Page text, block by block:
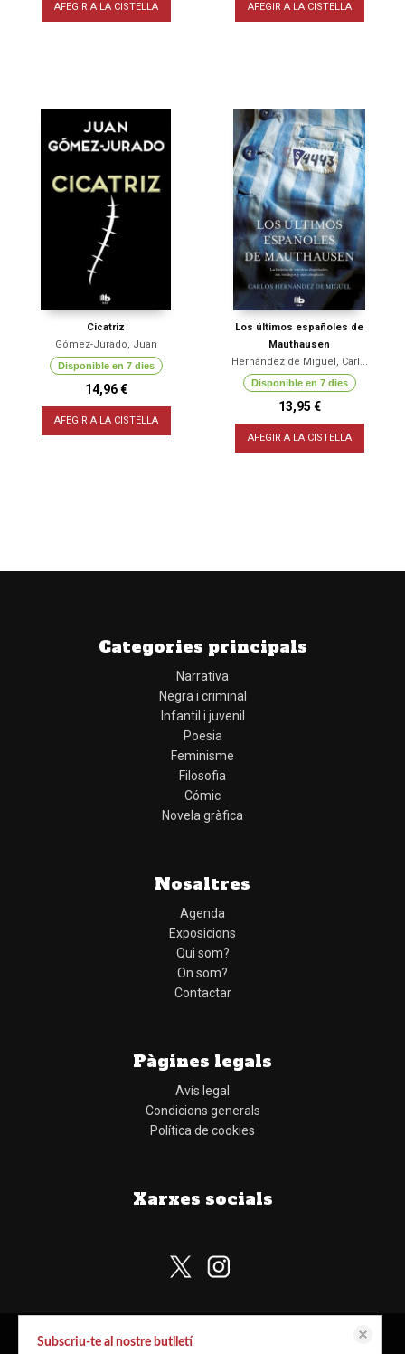
AFEGIR A LA CISTELLA AFEGIR A LA CISTELLA
Cicatriz
Gómez-Jurado, Juan
Disponible en 7 dies
14,96 €
AFEGIR A LA CISTELLA
Los últimos españoles de
Mauthausen
Hernández de Miguel, Carl...
Disponible en 7 dies
13,95 €
AFEGIR A LA CISTELLA
Categories principals
Narrativa
Negra i criminal
Infantil i juvenil
Poesia
Feminisme
Filosofia
Cómic
Novela gràfica
Nosaltres
Agenda
Exposicions
Qui som?
On som?
Contactar
Pàgines legals
Avís legal
Condicions generals
Política de cookies
Xarxes socials
Aquest lloc web emmagatzema dades com galetes per habilitar la funcionalitat
Subscriu-te al nostre butlletí